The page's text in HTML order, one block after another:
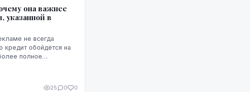
она важнее
указанной в
не всегда
кредит обойдётся на
полное
25 0 0